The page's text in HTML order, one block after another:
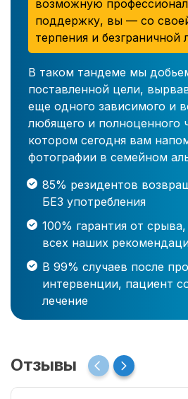
возможную
поддержку, вы — со
терпения и безграничной
В таком тандеме мы
поставленной цели,
еще одного зависимого и
любящего и полноценного
котором сегодня вам
фотографии в семейном
85% резидентов
БЕЗ употребления
100% гарантия от
всех наших
В 99% случаев после
интервенции, пациент
лечение
Отзывы